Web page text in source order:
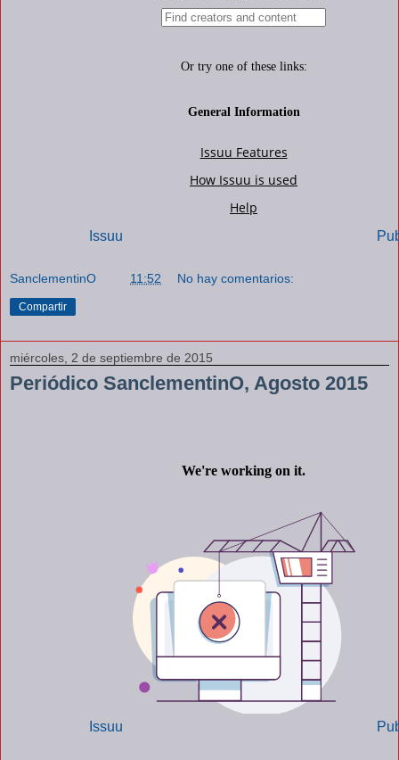
Issuu
SanclementinO 11:52 No hay comentarios:
Compartir
miércoles, 2 de septiembre de 2015
Periódico SanclementinO, Agosto 2015
Issuu